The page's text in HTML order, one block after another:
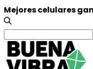
Mejores celulares
Search
for: